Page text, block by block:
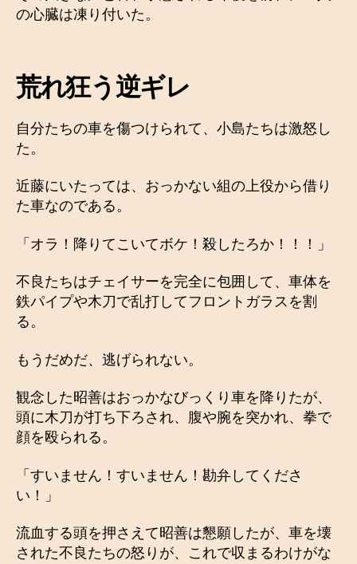
の心臓は凍り付いた。
荒れ狂う逆ギレ
自分たちの車を傷つけられて、小島たちは激怒し
た。
近藤にいたっては、おっかない組の上役から借り
た車なのである。
「オラ！降りてこいてボケ！殺したろか！！！」
不良たちはチェイサーを完全に包囲して、車体を
鉄パイプや木刀で乱打してフロントガラスを割
る。
もうだめだ、逃げられない。
観念した昭善はおっかなびっくり車を降りたが、
頭に木刀が打ち下ろされ、腹や腕を突かれ、拳で
顔を殴られる。
「すいません！すいません！勘弁してくださ
い！」
流血する頭を押さえて昭善は懇願したが、車を壊
された不良たちの怒りが、これで収まるわけがな